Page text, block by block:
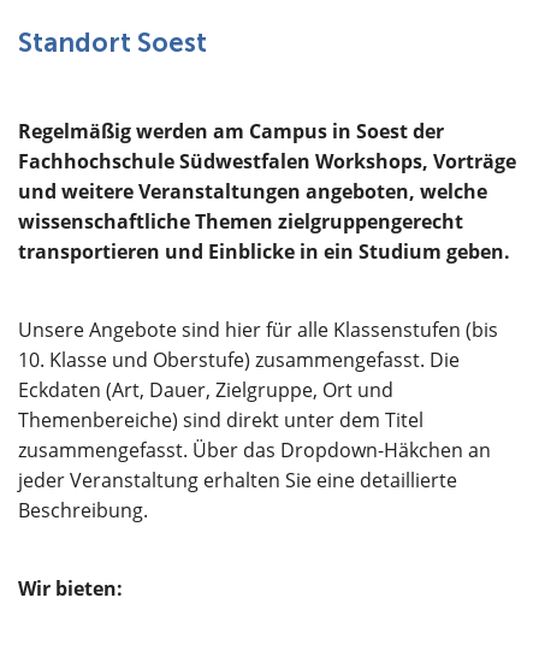
Standort Soest
Regelmäßig werden am Campus in Soest der
Fachhochschule Südwestfalen Workshops, Vorträge
und weitere Veranstaltungen angeboten, welche
wissenschaftliche Themen zielgruppengerecht
transportieren und Einblicke in ein Studium geben.
Unsere Angebote sind hier für alle Klassenstufen (bis
10. Klasse und Oberstufe) zusammengefasst. Die
Eckdaten (Art, Dauer, Zielgruppe, Ort und
Themenbereiche) sind direkt unter dem Titel
zusammengefasst. Über das Dropdown-Häkchen an
jeder Veranstaltung erhalten Sie eine detaillierte
Beschreibung.
Wir bieten: